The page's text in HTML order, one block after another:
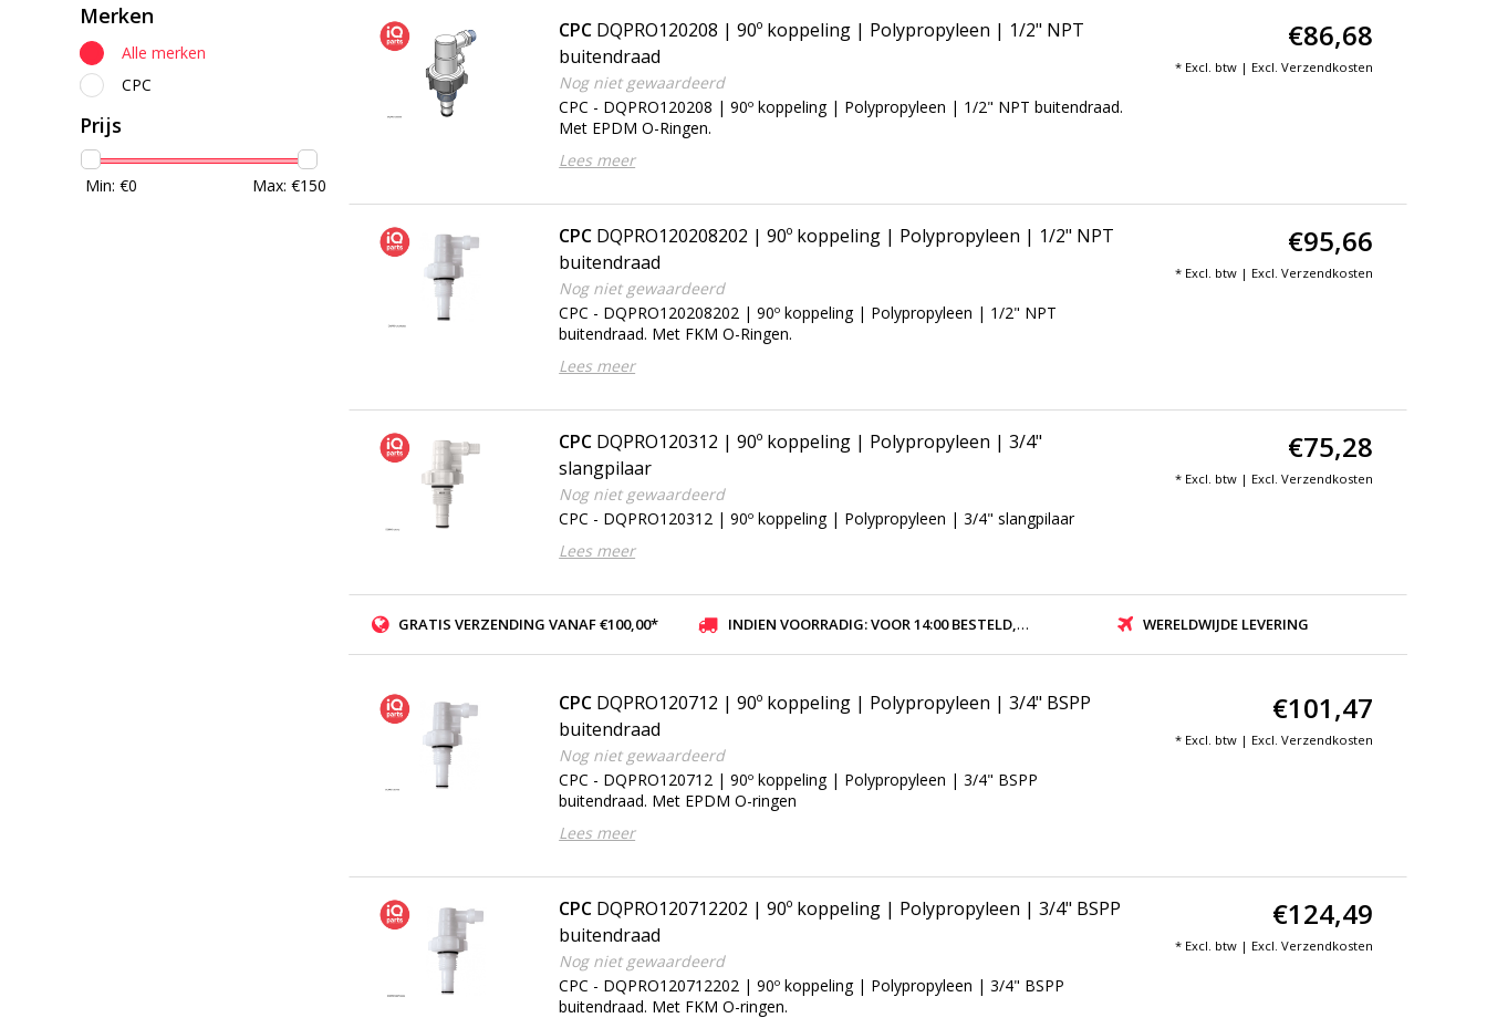
Merken
Alle merken
CPC
Prijs
Min: €0 Max: €150
CPC DQPRO120208 | 90º koppeling | Polypropyleen | 1/2" NPT
buitendraad
Nog niet gewaardeerd
CPC - DQPRO120208 | 90º koppeling | Polypropyleen | 1/2" NPT buitendraad.
Met EPDM O-Ringen.
Lees meer
€86,68
* Excl. btw | Excl. Verzendkosten
CPC DQPRO120208202 | 90º koppeling | Polypropyleen | 1/2" NPT
buitendraad
Nog niet gewaardeerd
CPC - DQPRO120208202 | 90º koppeling | Polypropyleen | 1/2" NPT
buitendraad. Met FKM O-Ringen.
Lees meer
€95,66
* Excl. btw | Excl. Verzendkosten
CPC DQPRO120312 | 90º koppeling | Polypropyleen | 3/4"
slangpilaar
Nog niet gewaardeerd
CPC - DQPRO120312 | 90º koppeling | Polypropyleen | 3/4" slangpilaar
Lees meer
€75,28
* Excl. btw | Excl. Verzendkosten
GRATIS VERZENDING VANAF €100,00* INDIEN VOORRADIG: VOOR 14:00 BESTELD, ZELFDE DAG VERZONDEN WERELDWIJDE LEVERING
CPC DQPRO120712 | 90º koppeling | Polypropyleen | 3/4" BSPP
buitendraad
Nog niet gewaardeerd
CPC - DQPRO120712 | 90º koppeling | Polypropyleen | 3/4" BSPP
buitendraad. Met EPDM O-ringen
Lees meer
€101,47
* Excl. btw | Excl. Verzendkosten
CPC DQPRO120712202 | 90º koppeling | Polypropyleen | 3/4" BSPP
buitendraad
Nog niet gewaardeerd
CPC - DQPRO120712202 | 90º koppeling | Polypropyleen | 3/4" BSPP
buitendraad. Met FKM O-ringen.
€124,49
* Excl. btw | Excl. Verzendkosten